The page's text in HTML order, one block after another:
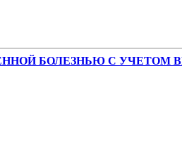
БОЛЕЗНЬЮ С УЧЕТОМ